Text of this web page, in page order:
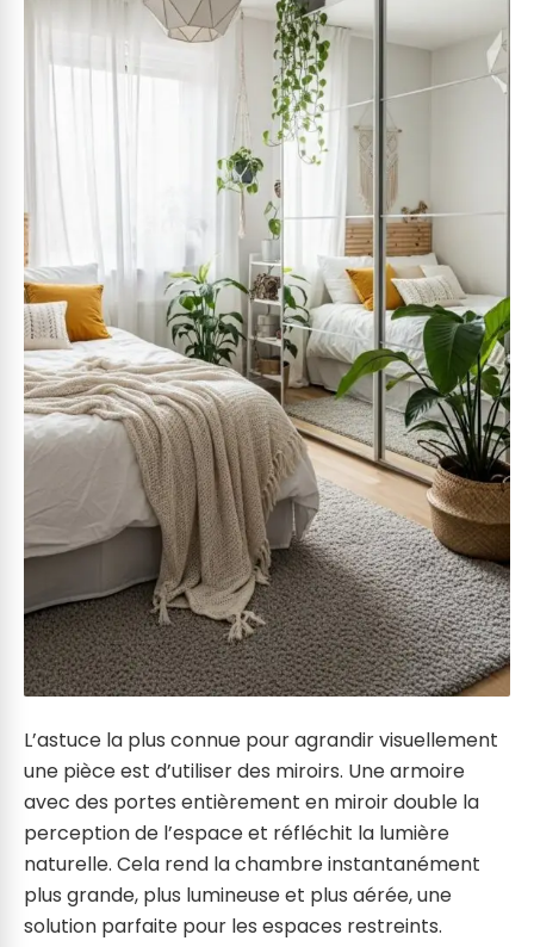
L’astuce la plus connue pour agrandir visuellement
une pièce est d’utiliser des miroirs. Une armoire
avec des portes entièrement en miroir double la
perception de l’espace et réfléchit la lumière
naturelle. Cela rend la chambre instantanément
plus grande, plus lumineuse et plus aérée, une
solution parfaite pour les espaces restreints.